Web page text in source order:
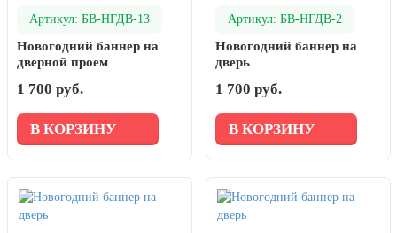
Артикул: БВ-НГДВ-13
Новогодний баннер на
дверной проем
1 700 руб.
В КОРЗИНУ
Артикул: БВ-НГДВ-2
Новогодний баннер на
дверь
1 700 руб.
В КОРЗИНУ